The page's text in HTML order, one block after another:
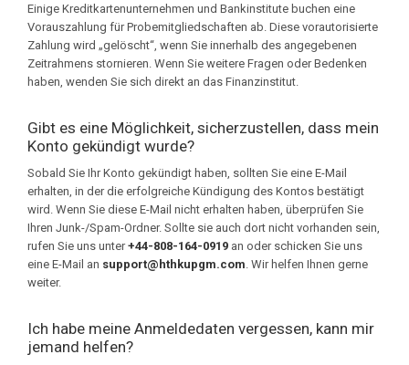
Einige Kreditkartenunternehmen und Bankinstitute buchen eine
Vorauszahlung für Probemitgliedschaften ab. Diese vorautorisierte
Zahlung wird „gelöscht“, wenn Sie innerhalb des angegebenen
Zeitrahmens stornieren. Wenn Sie weitere Fragen oder Bedenken
haben, wenden Sie sich direkt an das Finanzinstitut.
Gibt es eine Möglichkeit, sicherzustellen, dass mein
Konto gekündigt wurde?
Sobald Sie Ihr Konto gekündigt haben, sollten Sie eine E-Mail
erhalten, in der die erfolgreiche Kündigung des Kontos bestätigt
wird. Wenn Sie diese E-Mail nicht erhalten haben, überprüfen Sie
Ihren Junk-/Spam-Ordner. Sollte sie auch dort nicht vorhanden sein,
rufen Sie uns unter+44-808-164-0919 an oder schicken Sie uns
eine E-Mail an support@hthkupgm.com . Wir helfen Ihnen gerne
weiter.
Ich habe meine Anmeldedaten vergessen, kann mir
jemand helfen?